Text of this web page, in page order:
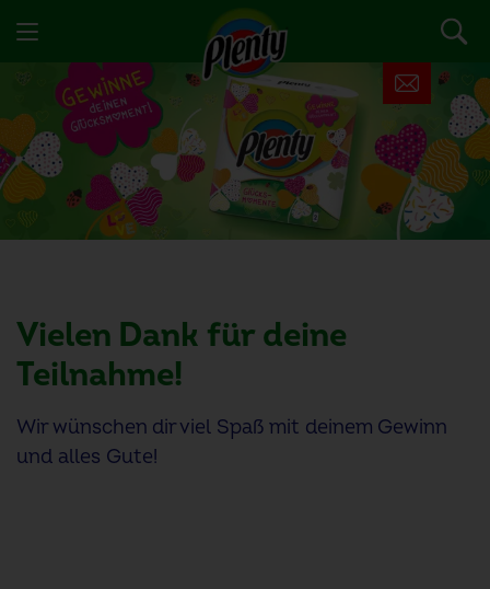
Vielen Dank für deine
Teilnahme!
Wir wünschen dir viel Spaß mit deinem Gewinn
und alles Gute!